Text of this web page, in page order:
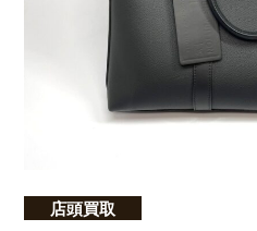
店頭買取